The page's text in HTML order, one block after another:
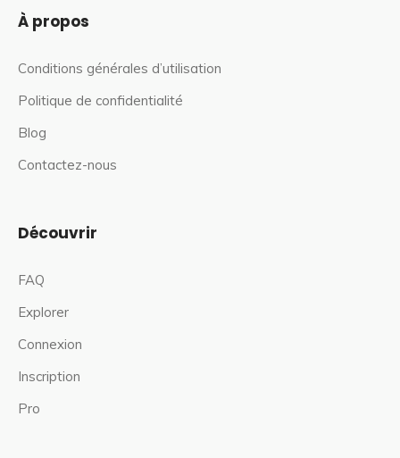
À propos
Conditions générales d’utilisation
Politique de confidentialité
Blog
Contactez-nous
Découvrir
FAQ
Explorer
Connexion
Inscription
Pro